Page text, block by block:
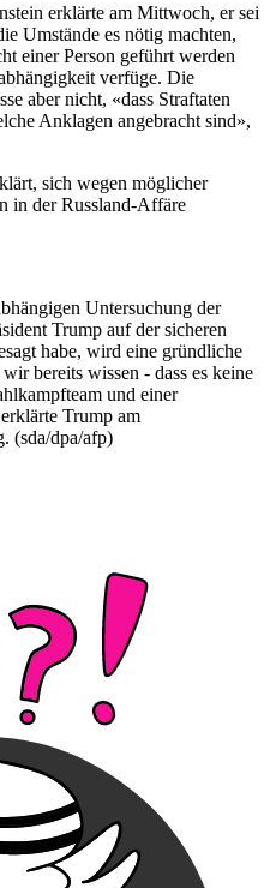
erklärte am Mittwoch, er sei
Umstände es nötig machten,
einer Person geführt werden
verfüge. Die
aber nicht, «dass Straftaten
Anklagen angebracht sind»,
sich wegen möglicher
in der Russland-Affäre
Untersuchung der
Trump auf der sicheren
habe, wird eine gründliche
bereits wissen - dass es keine
und einer
Trump am
(sda/dpa/afp)